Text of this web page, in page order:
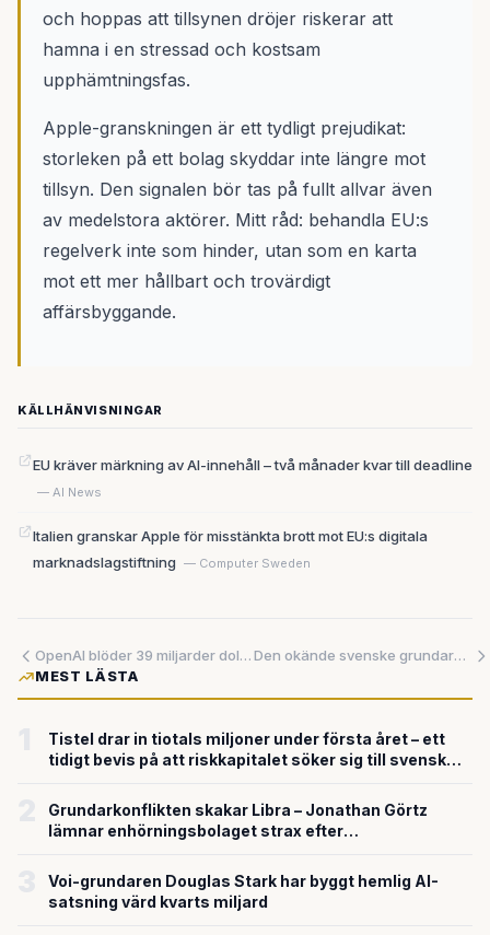
och hoppas att tillsynen dröjer riskerar att
hamna i en stressad och kostsam
upphämtningsfas.
Apple-granskningen är ett tydligt prejudikat:
storleken på ett bolag skyddar inte längre mot
tillsyn. Den signalen bör tas på fullt allvar även
av medelstora aktörer. Mitt råd: behandla EU:s
regelverk inte som hinder, utan som en karta
mot ett mer hållbart och trovärdigt
affärsbyggande.
KÄLLHÄNVISNINGAR
EU kräver märkning av AI-innehåll – två månader kvar till deadline
— AI News
Italien granskar Apple för misstänkta brott mot EU:s digitala
marknadslagstiftning — Computer Sweden
OpenAI blöder 39 miljarder dollar – och ändå köper SpaceX kodverktyget Cursor för 60 miljarder: Vad händer egentligen med AI-boomen?
Den okände svenske grundaren bakom ett av historiens största AI-förvärv – SpaceX köper Cursor för upp till 600 miljarder kronor
MEST LÄSTA
Tistel drar in tiotals miljoner under första året – ett
tidigt bevis på att riskkapitalet söker sig till svensk
Grundarkonflikten skakar Libra – Jonathan Görtz
lämnar enhörningsbolaget strax efter
Voi-grundaren Douglas Stark har byggt hemlig AI-
satsning värd kvarts miljard